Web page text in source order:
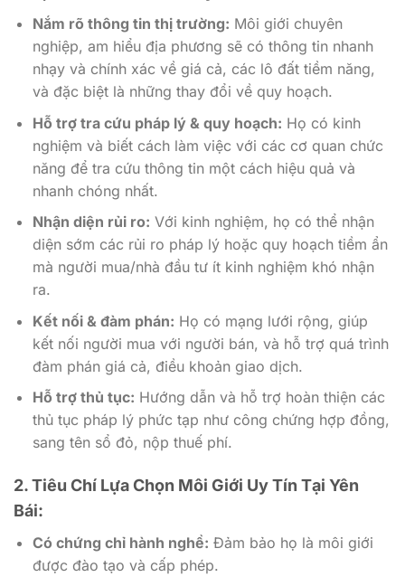
Nắm rõ thông tin thị trường: Môi giới chuyên
nghiệp, am hiểu địa phương sẽ có thông tin nhanh
nhạy và chính xác về giá cả, các lô đất tiềm năng,
và đặc biệt là những thay đổi về quy hoạch.
Hỗ trợ tra cứu pháp lý & quy hoạch: Họ có kinh
nghiệm và biết cách làm việc với các cơ quan chức
năng để tra cứu thông tin một cách hiệu quả và
nhanh chóng nhất.
Nhận diện rủi ro: Với kinh nghiệm, họ có thể nhận
diện sớm các rủi ro pháp lý hoặc quy hoạch tiềm ẩn
mà người mua/nhà đầu tư ít kinh nghiệm khó nhận
ra.
Kết nối & đàm phán: Họ có mạng lưới rộng, giúp
kết nối người mua với người bán, và hỗ trợ quá trình
đàm phán giá cả, điều khoản giao dịch.
Hỗ trợ thủ tục: Hướng dẫn và hỗ trợ hoàn thiện các
thủ tục pháp lý phức tạp như công chứng hợp đồng,
sang tên sổ đỏ, nộp thuế phí.
2. Tiêu Chí Lựa Chọn Môi Giới Uy Tín Tại Yên
Bái:
Có chứng chỉ hành nghề: Đảm bảo họ là môi giới
được đào tạo và cấp phép.